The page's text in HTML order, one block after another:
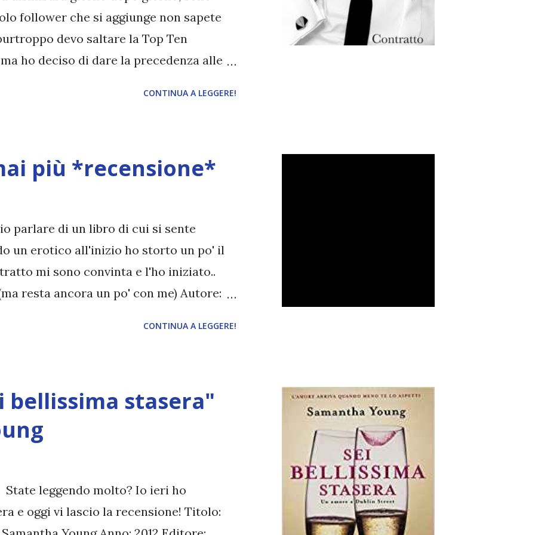
di sventolargli sotto il naso un’i...
follower che si aggiunge non sapete
devo saltare la Top Ten
ho deciso di dare la precedenza alle
che farò spesso post del genere ^^ Il
letti separatamente.
CONTINUA A LEGGERE!
più *recensione*
parlare di un libro di cui si sente
un erotico all'inizio ho storto un po' il
mi sono convinta e l'ho iniziato..
resta ancora un po' con me) Autore:
Lui risponderebbe per via
per certo che non è proprio la verità.
e ambiziosa. Quando Kate viene
l’impresa di investimento
playboy entra in tilt. La
si stabilisce tra i due mette in crisi
CONTINUA A LEGGERE!
bellissima stasera"
leggendo molto? Io ieri ho
e oggi vi lascio la recensione! Titolo: